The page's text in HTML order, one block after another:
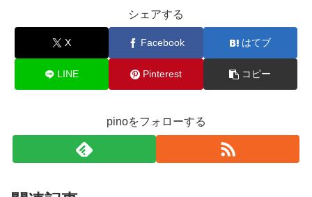
シェアする
X Facebook はてブ
LINE Pinterest コピー
pinoをフォローする